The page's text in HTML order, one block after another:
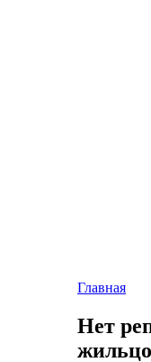
Главная
Нет